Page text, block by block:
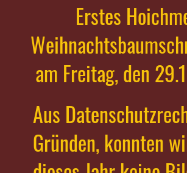
Erstes
am Freitag, den
Aus
Gründen, konnten